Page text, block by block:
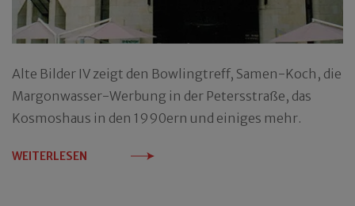
Alte Bilder IV zeigt den Bowlingtreff, Samen-Koch, die
Margonwasser-Werbung in der Petersstraße, das
Kosmoshaus in den 1990ern und einiges mehr.
WEITERLESEN